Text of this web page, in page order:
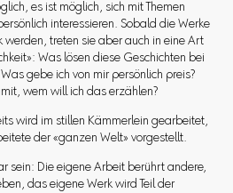
es ist möglich, sich mit Themen
interessieren. Sobald die Werke
werden, treten sie aber auch in eine Art
Was lösen diese Geschichten bei
gebe ich von mir persönlich preis?
wem will ich das erzählen?
wird im stillen Kämmerlein gearbeitet,
der «ganzen Welt» vorgestellt.
sein: Die eigene Arbeit berührt andere,
das eigene Werk wird Teil der